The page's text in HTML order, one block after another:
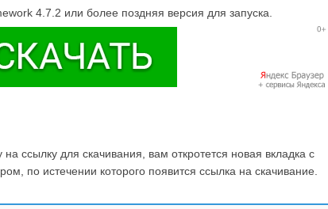
4.7.2 или более поздняя версия для запуска.
ссылку для скачивания, вам откротется новая вкладка с
по истечении которого появится ссылка на скачивание.